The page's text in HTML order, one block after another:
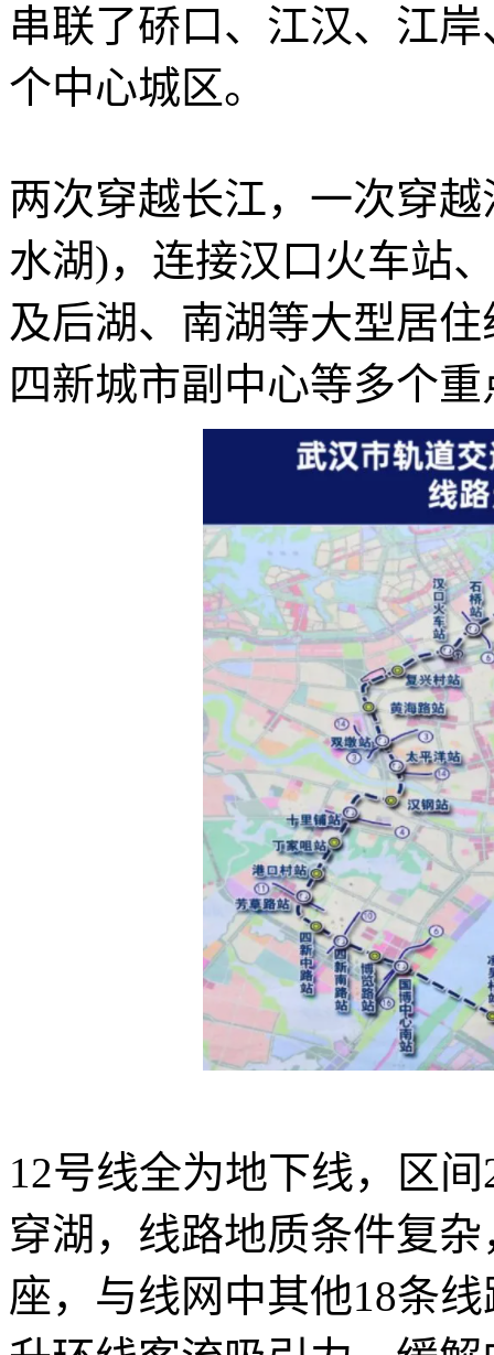
串联了硚口、江汉、江
个中心城区。
两次穿越长江，一次穿
水湖)，连接汉口火车站
及后湖、南湖等大型居
四新城市副中心等多个
12号线全为地下线，区
穿湖，线路地质条件复
座，与线网中其他18条